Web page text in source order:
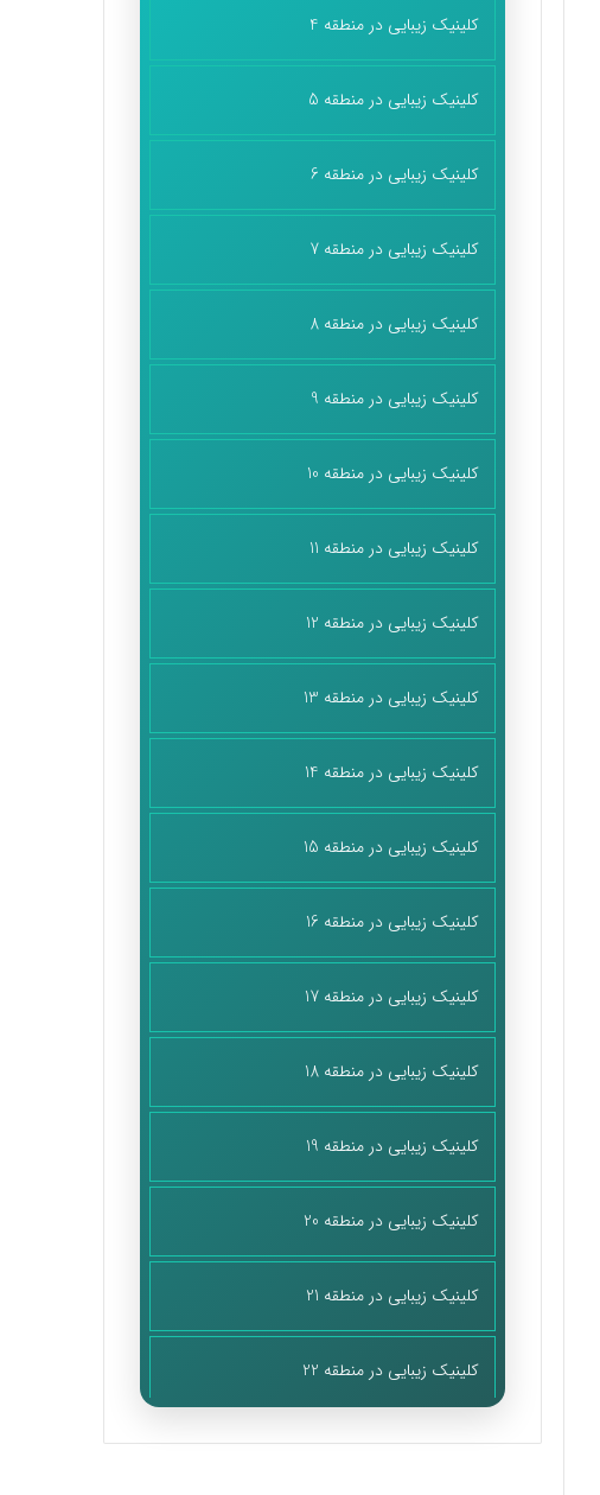
کلینیک زیبایی در منطقه 4
کلینیک زیبایی در منطقه 5
کلینیک زیبایی در منطقه 6
کلینیک زیبایی در منطقه 7
کلینیک زیبایی در منطقه 8
کلینیک زیبایی در منطقه 9
کلینیک زیبایی در منطقه 10
کلینیک زیبایی در منطقه 11
کلینیک زیبایی در منطقه 12
کلینیک زیبایی در منطقه 13
کلینیک زیبایی در منطقه 14
کلینیک زیبایی در منطقه 15
کلینیک زیبایی در منطقه 16
کلینیک زیبایی در منطقه 17
کلینیک زیبایی در منطقه 18
کلینیک زیبایی در منطقه 19
کلینیک زیبایی در منطقه 20
کلینیک زیبایی در منطقه 21
کلینیک زیبایی در منطقه 22